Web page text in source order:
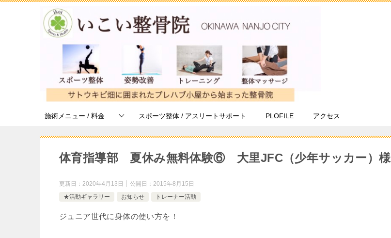
施術メニュー / 料金 スポーツ整体 / アスリートサポート PLOFILE アクセス
体育指導部 夏休み無料体験⑥ 大里JFC（少年サッカー）様
更新日： 2020年4月13日 公開日： 2015年8月15日
★活動ギャラリー
お知らせ トレーナー活動
ジュニア世代に身体の使い方を！